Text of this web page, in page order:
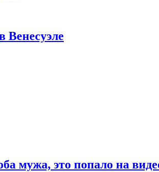
Венесуэле
мужа, это попало на